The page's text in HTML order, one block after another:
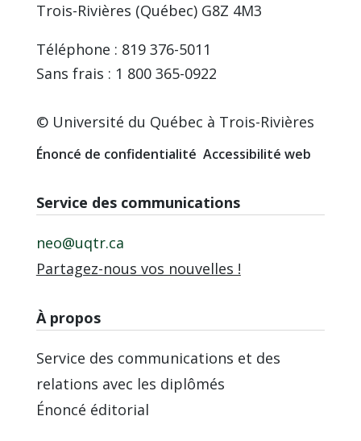
Trois-Rivières (Québec) G8Z 4M3
Téléphone : 819 376-5011
Sans frais : 1 800 365-0922
© Université du Québec à Trois-Rivières
Énoncé de confidentialité Accessibilité web
Service des communications
neo@uqtr.ca
Partagez-nous vos nouvelles !
À propos
Service des communications et des
relations avec les diplômés
Énoncé éditorial